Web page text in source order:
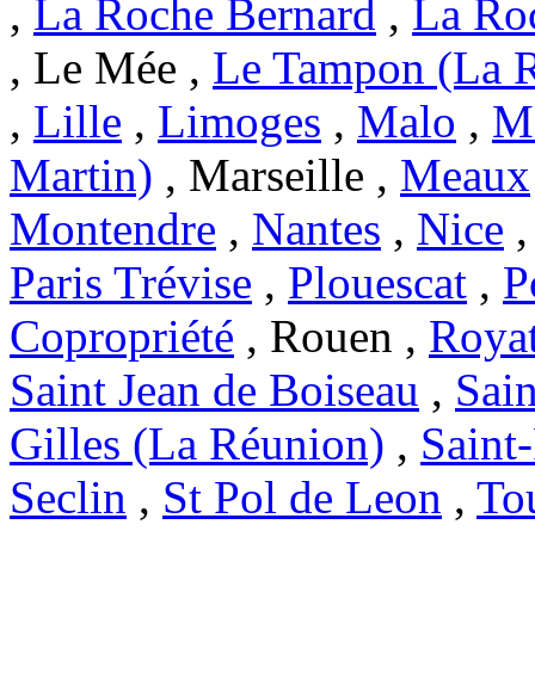
, La Roche Bernard , La
, Le Mée , Le Tampon (La
, Lille , Limoges , Malo ,
Martin) , Marseille , Meaux
Montendre , Nantes , Nice
Paris Trévise , Plouescat ,
Copropriété , Rouen ,
Saint Jean de Boiseau ,
Gilles (La Réunion) ,
Seclin , St Pol de Leon ,